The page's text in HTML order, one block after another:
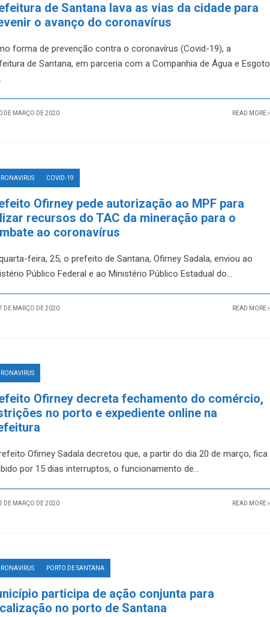
de Santana lava as vias da cidade para
o avanço do coronavírus
forma de prevenção contra o coronavírus (Covid-19), a
de Santana, em parceria com a Companhia de Água e Esgoto
DE MARÇO DE 2020 READ MORE
COVID-19
Ofirney pede autorização ao MPF para
recursos do TAC da mineração para o
ao coronavírus
feira, 25, o prefeito de Santana, Ofirney Sadala, enviou ao
Público Federal e ao Ministério Público Estadual do...
DE MARÇO DE 2020 READ MORE
Ofirney decreta fechamento do comércio,
no porto e expediente online na
Ofirney Sadala decretou que, a partir do dia 20 de março, fica
por 15 dias interruptos, o funcionamento de...
DE MARÇO DE 2020 READ MORE
PORTO DE SANTANA
participa de ação conjunta para
no porto de Santana